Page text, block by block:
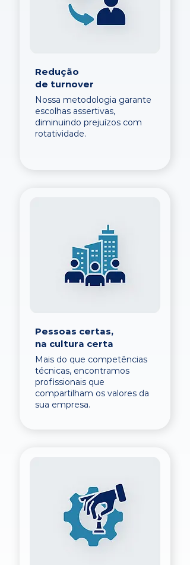
Redução
de turnover
Nossa metodologia garante
escolhas assertivas,
diminuindo prejuízos com
rotatividade.
Pessoas certas,
na cultura certa
Mais do que competências
técnicas, encontramos
profissionais que
compartilham os valores da
sua empresa.